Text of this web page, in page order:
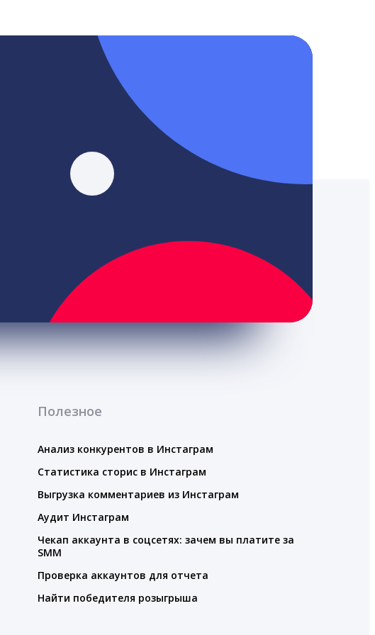
Полезное
Анализ конкурентов в Инстаграм
Статистика сторис в Инстаграм
Выгрузка комментариев из Инстаграм
Аудит Инстаграм
Чекап аккаунта в соцсетях: зачем вы платите за
SMM
Проверка аккаунтов для отчета
Найти победителя розыгрыша